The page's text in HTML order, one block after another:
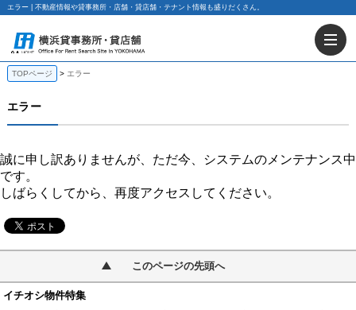
エラー | 不動産情報や貸事務所・店舗・貸店舗・テナント情報も盛りだくさん。
TOPページ エラー
エラー
誠に申し訳ありませんが、ただ今、システムのメンテナンス中
です。
しばらくしてから、再度アクセスしてください。
このページの先頭へ
イチオシ物件特集